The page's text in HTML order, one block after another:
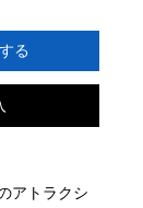
る
アトラクシ